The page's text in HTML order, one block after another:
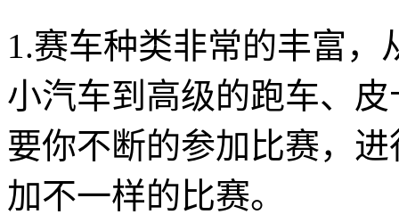
1.赛车种类非常的丰富
小汽车到高级的跑车、
要你不断的参加比赛，
加不一样的比赛。